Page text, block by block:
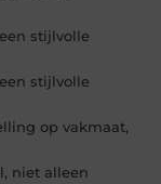
stijlvolle
stijlvolle
op vakmaat,
niet alleen